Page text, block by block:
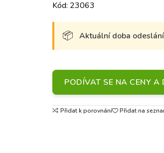
Kód: 23063
Aktuální doba
PODÍVAT SE NA CENY A
Přidat k porovnání Přidat na